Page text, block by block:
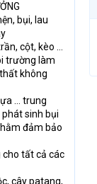
bụi, lau
cột, kèo …
trường làm
không
… trung
sinh bụi
đảm bảo
cho tất cả các
cây patang,